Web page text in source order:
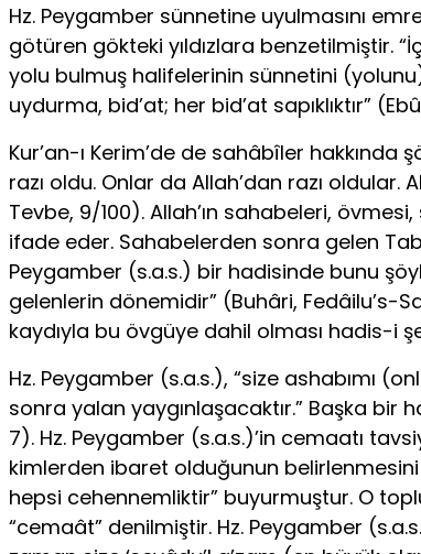
Hz. Peygamber sünnetine uyulmasını
götüren gökteki yıldızlara benzetilmiştir.
yolu bulmuş halifelerinin sünnetini (yolunu)
uydurma, bid’at; her bid’at sapıklıktır”
Kur’an-ı Kerim’de de sahâbîler
razı oldu. Onlar da Allah’dan razı
Tevbe, 9/100). Allah’ın sahabeleri,
ifade eder. Sahabelerden sonra gelen
Peygamber (s.a.s.) bir hadisinde bunu
gelenlerin dönemidir” (Buhâri, Fedâilu’s-
kaydıyla bu övgüye dahil olması hadis-i
Hz. Peygamber (s.a.s.), “size ashabımı
sonra yalan yaygınlaşacaktır.” Başka bir
7). Hz. Peygamber (s.a.s.)’in cemaatı
kimlerden ibaret olduğunun
hepsi cehennemliktir” buyurmuştur. O
“cemaât” denilmiştir. Hz. Peygamber